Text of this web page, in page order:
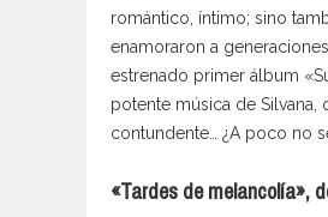
romántico, íntimo; sino
enamoraron a
estrenado primer álbum
potente música de
contundente… ¿A poco no
«Tardes de melancolía»,